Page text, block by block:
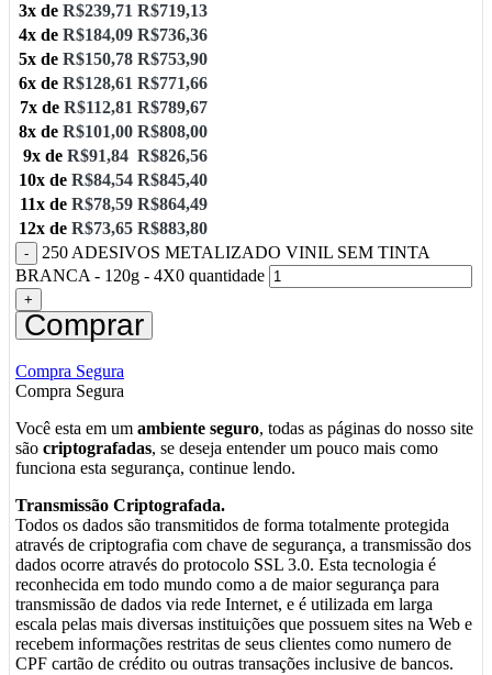
3x de R$239,71 R$719,13
4x de R$184,09 R$736,36
5x de R$150,78 R$753,90
6x de R$128,61 R$771,66
7x de R$112,81 R$789,67
8x de R$101,00 R$808,00
9x de R$91,84 R$826,56
10x de R$84,54 R$845,40
11x de R$78,59 R$864,49
12x de R$73,65 R$883,80
250 ADESIVOS METALIZADO VINIL SEM TINTA
BRANCA - 120g - 4X0 quantidade
Comprar
Compra Segura
Compra Segura
Você esta em um ambiente seguro, todas as páginas do nosso site
são criptografadas, se deseja entender um pouco mais como
funciona esta segurança, continue lendo.
Transmissão Criptografada.
Todos os dados são transmitidos de forma totalmente protegida
através de criptografia com chave de segurança, a transmissão dos
dados ocorre através do protocolo SSL 3.0. Esta tecnologia é
reconhecida em todo mundo como a de maior segurança para
transmissão de dados via rede Internet, e é utilizada em larga
escala pelas mais diversas instituições que possuem sites na Web e
recebem informações restritas de seus clientes como numero de
CPF cartão de crédito ou outras transações inclusive de bancos.